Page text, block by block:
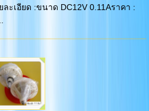
ละเอียด :ขนาด DC12V 0.11Aราคา :